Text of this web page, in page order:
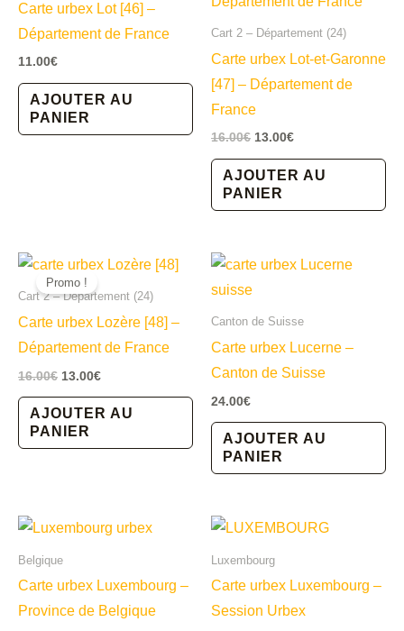
Carte urbex Lot [46] –
Département de France
11.00€
AJOUTER AU
PANIER
Cart 2 – Département (24)
Carte urbex Lot-et-Garonne
[47] – Département de
France
16.00€ Le
initial
était :
16.00€.
13.00€Le
actuel
est :
AJOUTER AU
PANIER
Promo !
Cart 2 – Département (24)
Carte urbex Lozère [48] –
Département de France
16.00€ Le
initial
était :
16.00€.
13.00€Le
actuel
AJOUTER AU
PANIER
Canton de Suisse
Carte urbex Lucerne –
Canton de Suisse
24.00€
AJOUTER AU
PANIER
Belgique
Carte urbex Luxembourg –
Province de Belgique
Luxembourg
Carte urbex Luxembourg –
Session Urbex